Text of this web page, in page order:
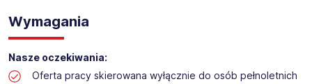
Obecnie dla naszego Klienta, poszukujemy osób na
stanowisko:
Wymagania
Nasze oczekiwania:
Oferta pracy skierowana wyłącznie do osób pełnoletnich